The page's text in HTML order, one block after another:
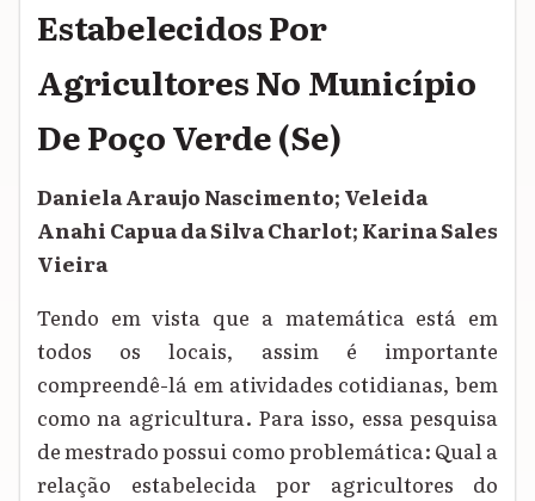
Estabelecidos Por
Agricultores No Município
De Poço Verde (Se)
Daniela Araujo Nascimento; Veleida
Anahi Capua da Silva Charlot; Karina Sales
Vieira
Tendo em vista que a matemática está em
todos os locais, assim é importante
compreendê-lá em atividades cotidianas, bem
como na agricultura. Para isso, essa pesquisa
de mestrado possui como problemática: Qual a
relação estabelecida por agricultores do